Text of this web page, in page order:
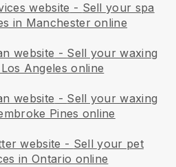
website - Sell your spa
in Manchester online
website - Sell your waxing
Angeles online
website - Sell your waxing
Pines online
website - Sell your pet
in Ontario online